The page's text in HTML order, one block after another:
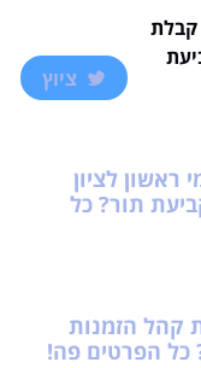
קבלת
ציוץ
לציון
תור? כל
קהל הזמנות
כל הפרטים פה!